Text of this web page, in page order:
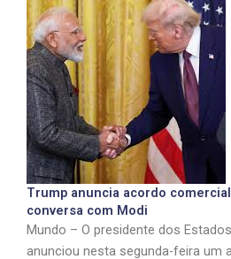
Trump anuncia acordo
conversa com Modi
Mundo – O presidente dos
anunciou nesta segunda-feira um